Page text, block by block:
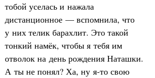
тобой уселась и нажала
дистанционное — вспомнила, что
у них телик барахлит. Это такой
тонкий намёк, чтобы я тебя им
отволок на день рождения Наташки.
А ты не понял? Ха, ну я‑то свою